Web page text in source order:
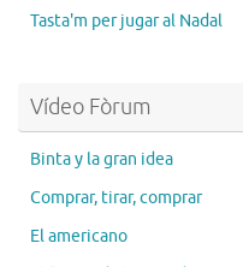
Tasta'm per jugar al Nadal
Vídeo Fòrum
Binta y la gran idea
Comprar, tirar, comprar
El americano